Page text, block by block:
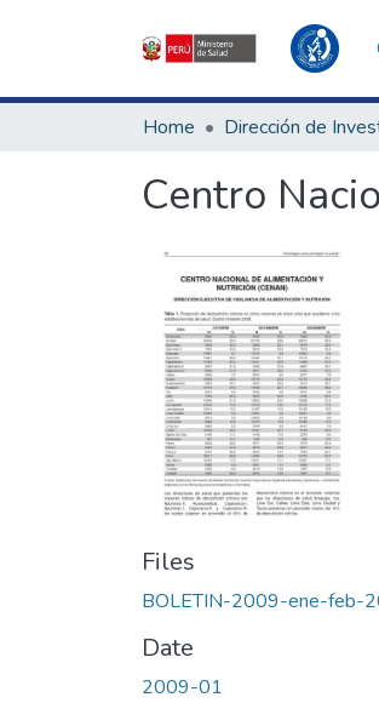
Home
Centro
Files
BOLETIN-2009-ene-feb-
Date
2009-01